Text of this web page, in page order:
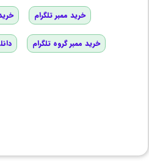
خرید ممبر تلگرام
خرید ممبر گروه تلگرام